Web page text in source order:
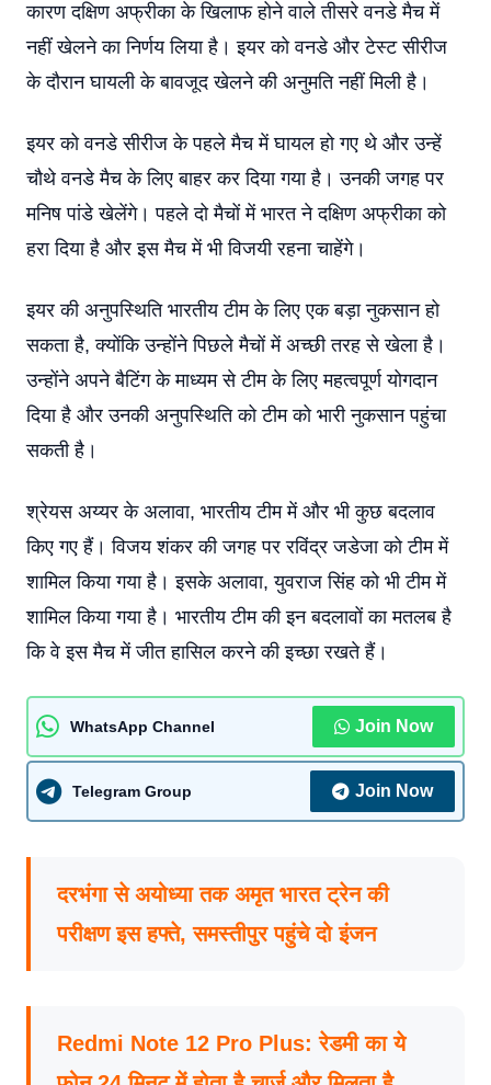
कारण दक्षिण अफ्रीका के खिलाफ होने वाले तीसरे वनडे मैच में
नहीं खेलने का निर्णय लिया है। इयर को वनडे और टेस्ट सीरीज
के दौरान घायली के बावजूद खेलने की अनुमति नहीं मिली है।
इयर को वनडे सीरीज के पहले मैच में घायल हो गए थे और उन्हें
चौथे वनडे मैच के लिए बाहर कर दिया गया है। उनकी जगह पर
मनिष पांडे खेलेंगे। पहले दो मैचों में भारत ने दक्षिण अफ्रीका को
हरा दिया है और इस मैच में भी विजयी रहना चाहेंगे।
इयर की अनुपस्थिति भारतीय टीम के लिए एक बड़ा नुकसान हो
सकता है, क्योंकि उन्होंने पिछले मैचों में अच्छी तरह से खेला है।
उन्होंने अपने बैटिंग के माध्यम से टीम के लिए महत्वपूर्ण योगदान
दिया है और उनकी अनुपस्थिति को टीम को भारी नुकसान पहुंचा
सकती है।
श्रेयस अय्यर के अलावा, भारतीय टीम में और भी कुछ बदलाव
किए गए हैं। विजय शंकर की जगह पर रविंद्र जडेजा को टीम में
शामिल किया गया है। इसके अलावा, युवराज सिंह को भी टीम में
शामिल किया गया है। भारतीय टीम की इन बदलावों का मतलब है
कि वे इस मैच में जीत हासिल करने की इच्छा रखते हैं।
WhatsApp Channel Join Now
Telegram Group Join Now
दरभंगा से अयोध्या तक अमृत भारत ट्रेन की
परीक्षण इस हफ्ते, समस्तीपुर पहुंचे दो इंजन
Redmi Note 12 Pro Plus: रेडमी का ये